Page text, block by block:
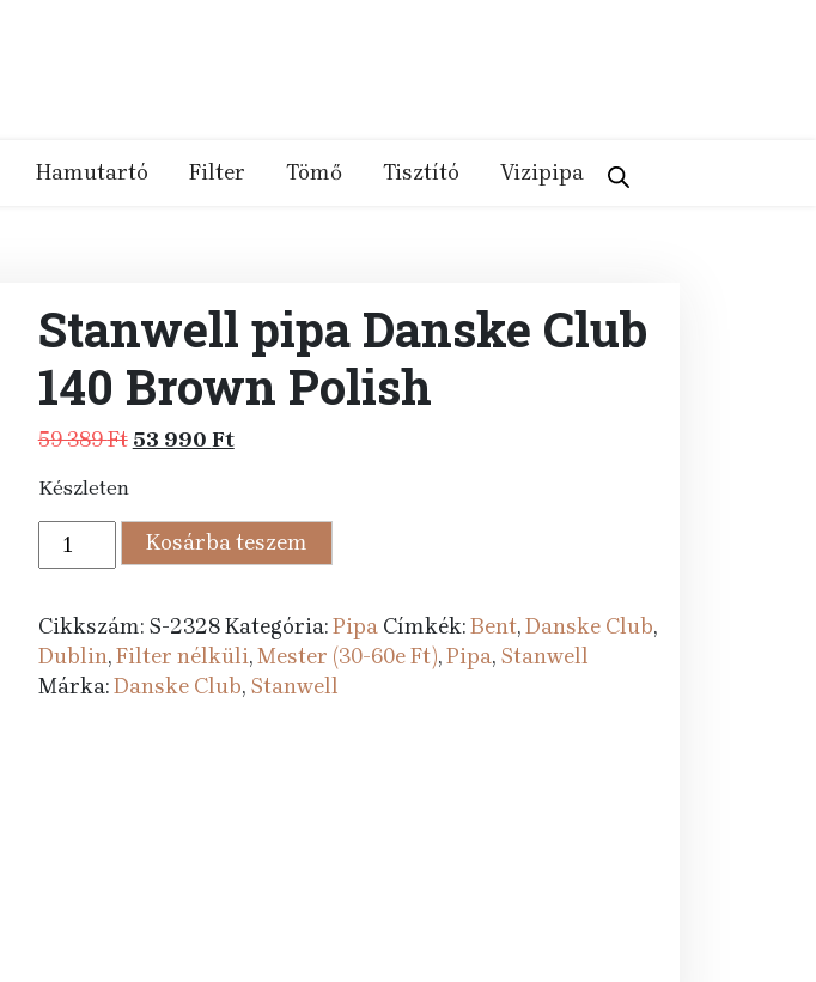
Hamutartó Filter Tömő Tisztító Vizipipa
Stanwell pipa Danske Club
140 Brown Polish
59 389Ft Original
59
389 Ft.
53 990 FtCurrent
53
990 Ft.
Készleten
Stanwell
pipa
Club
140
Brown
Kosárba teszem
Cikkszám: S-2328Kategória:Pipa Címkék:Bent,Danske Club,
Dublin,Filter nélküli,Mester (30-60e Ft),Pipa, Stanwell
Márka:Danske Club, Stanwell